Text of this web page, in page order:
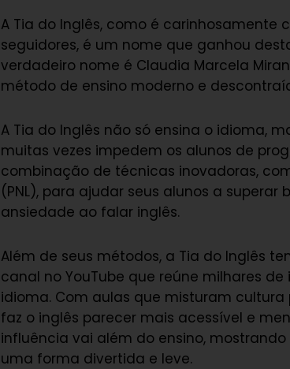
A Tia do Inglês, como é carinhosamente
seguidores, é um nome que ganhou
verdadeiro nome é Claudia Marcela
método de ensino moderno e
A Tia do Inglês não só ensina o idioma,
muitas vezes impedem os alunos de
combinação de técnicas inovadoras,
(PNL), para ajudar seus alunos a
ansiedade ao falar inglês.
Além de seus métodos, a Tia do Inglês
canal no YouTube que reúne milhares
idioma. Com aulas que misturam
faz o inglês parecer mais acessível e
influência vai além do ensino,
uma forma divertida e leve.